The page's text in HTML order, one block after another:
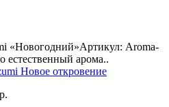
«Новогодний»Артикул: Aroma-
естественный арома..